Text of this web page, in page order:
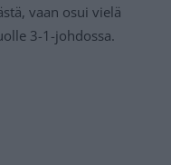
vaan osui vielä
3-1-johdossa.